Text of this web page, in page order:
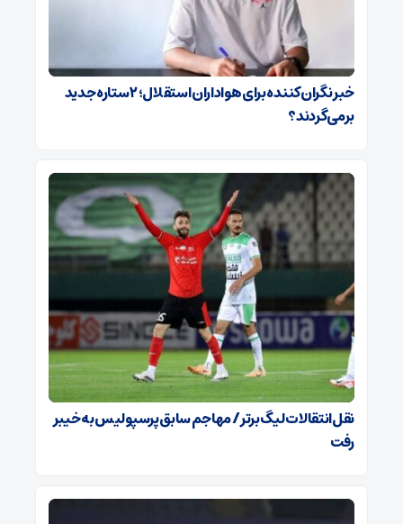
خبر نگران‌کننده برای هواداران استقلال؛ ۲ ستاره جدید
برمی‌گردند؟
نقل‌انتقالات لیگ برتر / مهاجم سابق پرسپولیس به خیبر
رفت